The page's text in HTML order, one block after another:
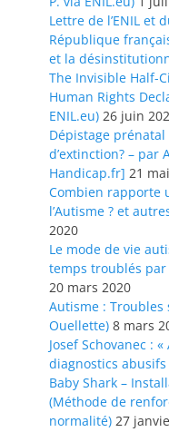
Lettre de l’ENIL et
République
et la
The Invisible Half-
Human Rights
ENIL.eu) 26 juin
Dépistage prénatal
d’extinction? – par
Handicap.fr] 21
Combien rapporte
l’Autisme ? et
2020
Le mode de vie
temps troublés par
20 mars 2020
Autisme : Troubles
Ouellette) 8 mars
Josef Schovanec :
diagnostics abusifs
Baby Shark –
(Méthode de
normalité) 27